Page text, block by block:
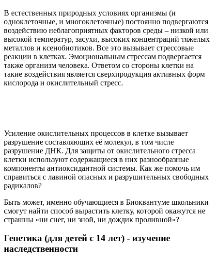
В естественных природных условиях организмы (и
одноклеточные, и многоклеточные) постоянно подвергаются
воздействию неблагоприятных факторов среды – низкой или
высокой температур, засухи, высоких концентраций тяжелых
металлов и ксенобиотиков. Все это вызывает стрессовые
реакции в клетках. Эмоциональным стрессам подвергается
также организм человека. Ответом со стороны клетки на
такие воздействия является сверхпродукция активных форм
кислорода и окислительный стресс.
Усиление окислительных процессов в клетке вызывает
разрушение составляющих её молекул, в том числе
разрушение ДНК. Для защиты от окислительного стресса
клетки используют содержащиеся в них разнообразные
компоненты антиоксидантной системы. Как же помочь им
справиться с лавиной опасных и разрушительных свободных
радикалов?
Быть может, именно обучающиеся в Биоквантуме школьники
смогут найти способ вырастить клетку, которой окажутся не
страшны «ни снег, ни зной, ни дождик проливной»?
Генетика (для детей с 14 лет) - изучение
наследственности